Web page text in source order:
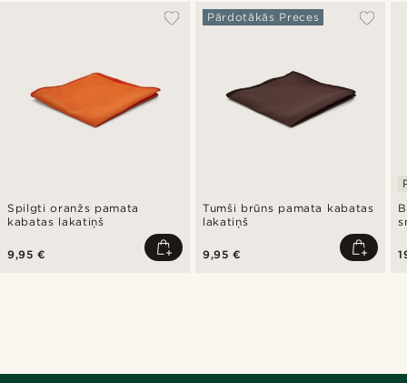
Spilgti oranžs pamata
kabatas lakatiņš
9,95 €
Tumši brūns pamata kabatas
lakatiņš
Pārdotākās Preces
9,95 €